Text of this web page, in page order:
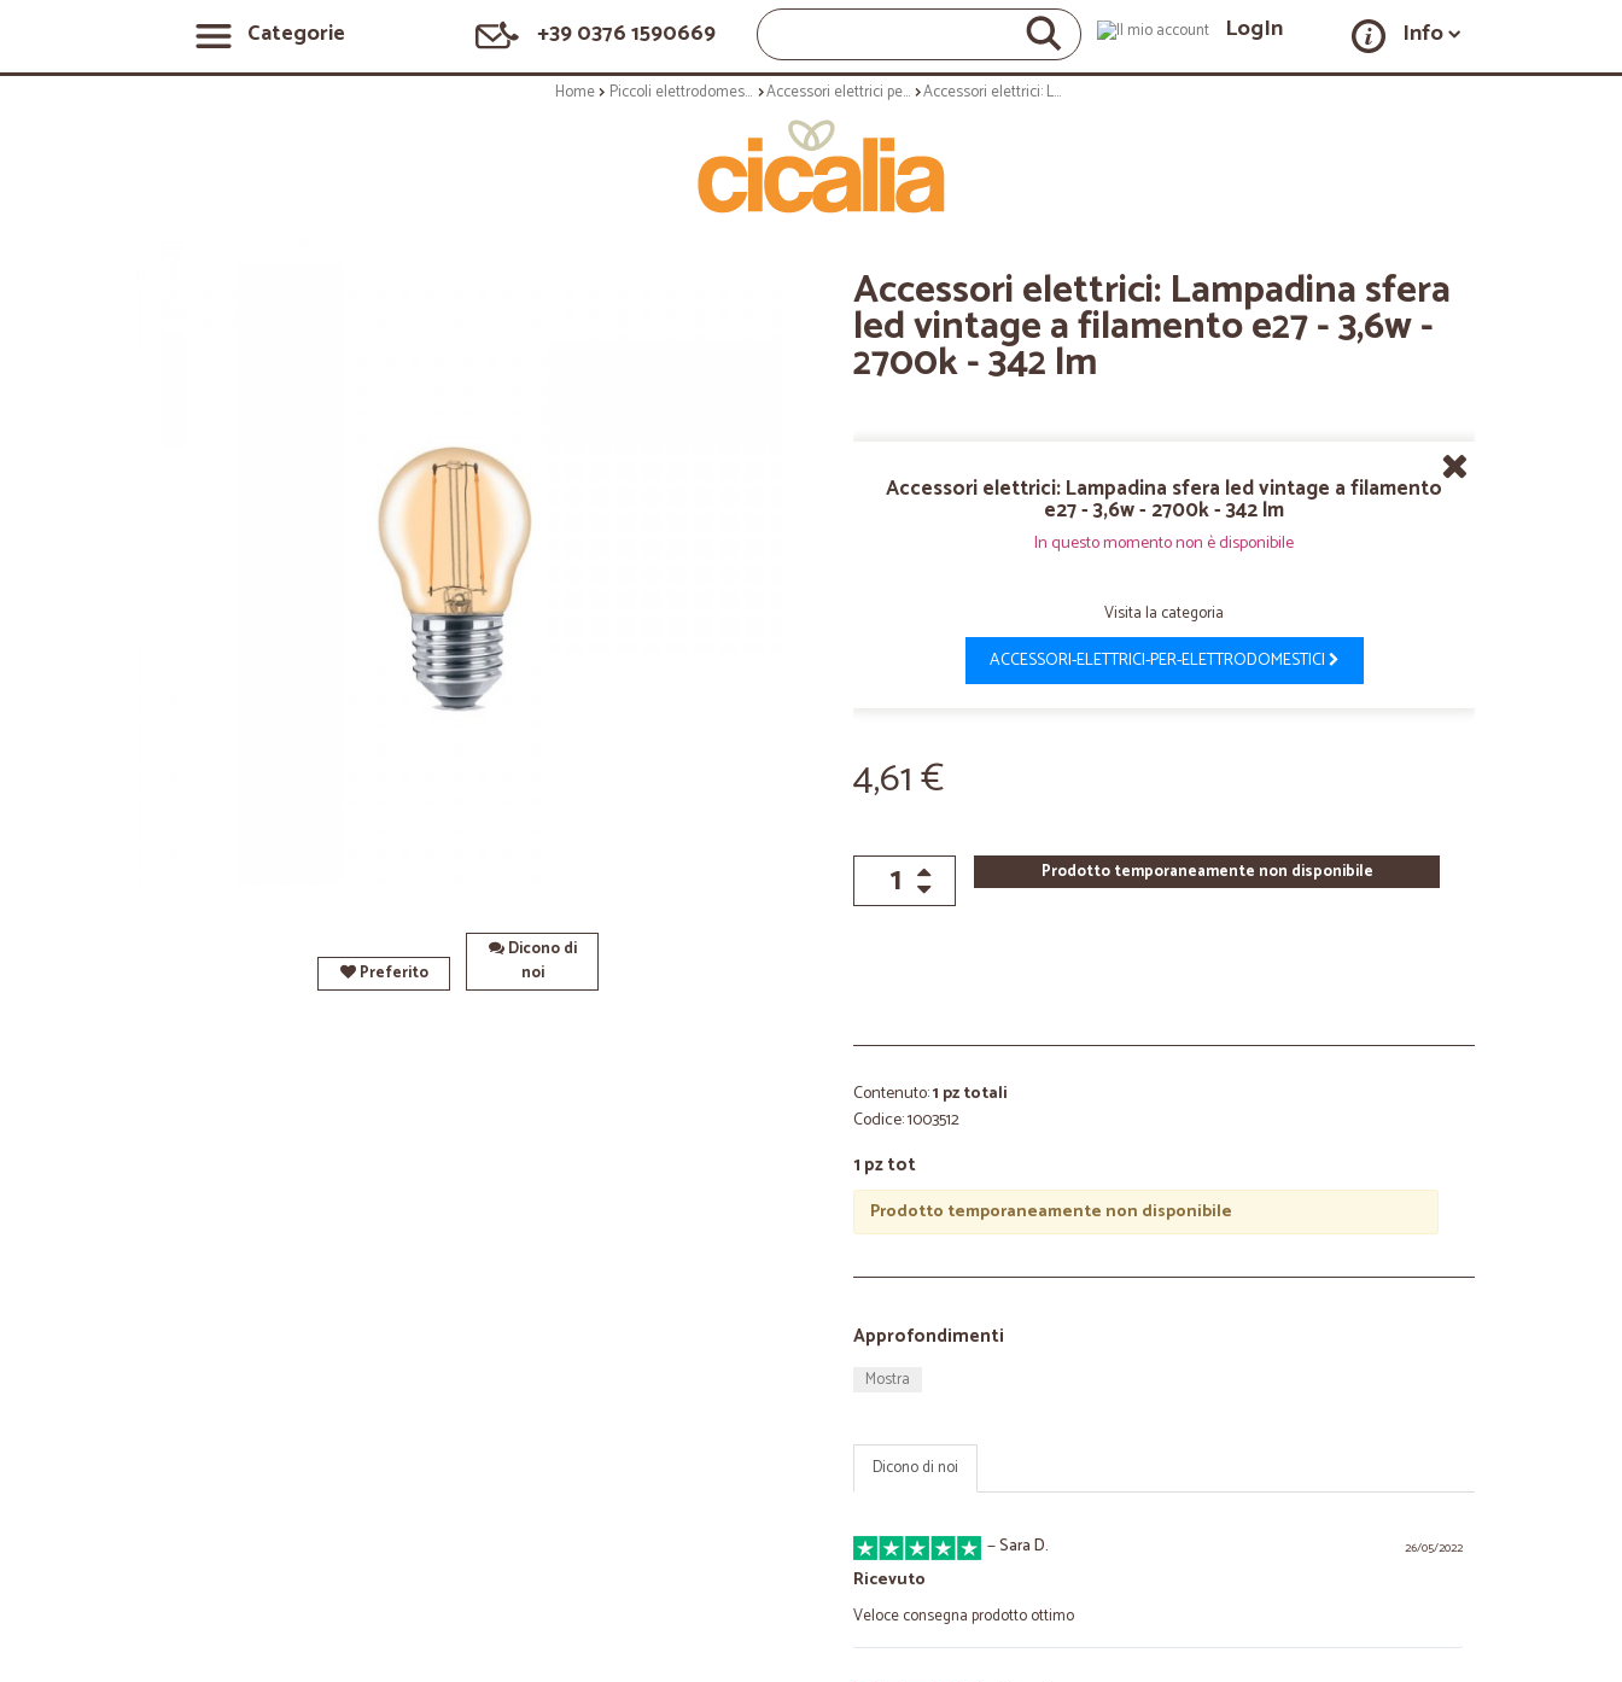
Categorie +39 0376 1590669 LogIn Info
Home Piccoli elettrodomestici Accessori elettrici per elettrodomestici Accessori elettrici: Lampadina sfera led vintage a filamento e27 - 3,6w - 2700k - 342 lm
Preferito
Dicono di
noi
Accessori elettrici: Lampadina sfera
led vintage a filamento e27 - 3,6w -
2700k - 342 lm
Accessori elettrici: Lampadina sfera led vintage a filamento
e27 - 3,6w - 2700k - 342 lm
In questo momento non è disponibile
Visita la categoria
ACCESSORI-ELETTRICI-PER-ELETTRODOMESTICI
4,61 €
Prodotto temporaneamente non disponibile
Contenuto:1 pz totali
Codice: 1003512
1 pz tot
Prodotto temporaneamente non disponibile
Approfondimenti
Mostra
Dicono di noi
26/05/2022
—Sara D.
Ricevuto
Veloce consegna prodotto ottimo